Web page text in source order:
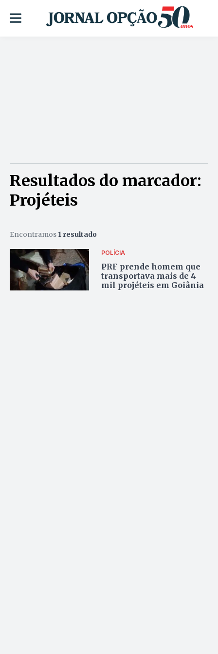
Resultados do marcador:
Projéteis
Encontramos 1 resultado
POLÍCIA
PRF prende homem que
transportava mais de 4
mil projéteis em Goiânia